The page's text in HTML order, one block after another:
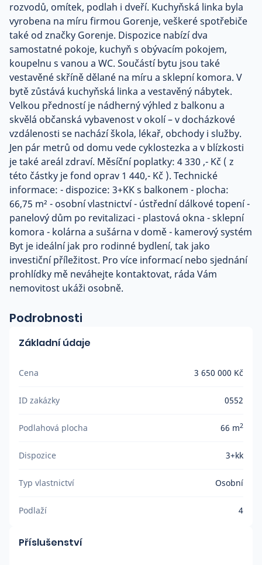
rozvodů, omítek, podlah i dveří. Kuchyňská linka byla
vyrobena na míru firmou Gorenje, veškeré spotřebiče
také od značky Gorenje. Dispozice nabízí dva
samostatné pokoje, kuchyň s obývacím pokojem,
koupelnu s vanou a WC. Součástí bytu jsou také
vestavěné skříně dělané na míru a sklepní komora. V
bytě zůstává kuchyňská linka a vestavěný nábytek.
Velkou předností je nádherný výhled z balkonu a
skvělá občanská vybavenost v okolí – v docházkové
vzdálenosti se nachází škola, lékař, obchody i služby.
Jen pár metrů od domu vede cyklostezka a v blízkosti
je také areál zdraví. Měsíční poplatky: 4 330 ,- Kč ( z
této částky je fond oprav 1 440,- Kč ). Technické
informace: - dispozice: 3+KK s balkonem - plocha:
66,75 m² - osobní vlastnictví - ústřední dálkové topení -
panelový dům po revitalizaci - plastová okna - sklepní
komora - kolárna a sušárna v domě - kamerový systém
Byt je ideální jak pro rodinné bydlení, tak jako
investiční příležitost. Pro více informací nebo sjednání
prohlídky mě neváhejte kontaktovat, ráda Vám
nemovitost ukáži osobně.
Podrobnosti
Základní údaje
Cena 3 650 000 Kč
ID zakázky 0552
Podlahová plocha 66 m2
Dispozice 3+kk
Typ vlastnictví Osobní
Podlaží 4
Příslušenství